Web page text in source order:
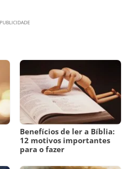
Benefícios de ler a Bíblia:
12 motivos importantes
para o fazer